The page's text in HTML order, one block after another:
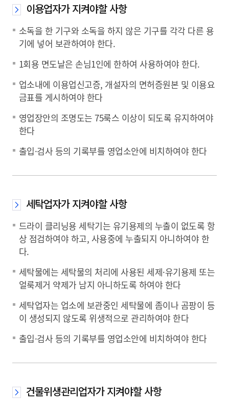
이용업자가 지켜야할 사항
소독을 한 기구와 소독을 하지 않은 기구를 각각 다른 용
기에 넣어 보관하여야 한다.
1회용 면도날은 손님1인에 한하여 사용하여야 한다.
업소내에 이용업신고증, 개설자의 면허증원본 및 이용요
금표를 게시하여야 한다
영업장안의 조명도는 75룩스 이상이 되도록 유지하여야
한다
출입·검사 등의 기록부를 영업소안에 비치하여야 한다
세탁업자가 지켜야할 사항
드라이 클리닝용 세탁기는 유기용제의 누출이 없도록 항
상 점검하여야 하고, 사용중에 누출되지 아니하여야 한
다.
세탁물에는 세탁물의 처리에 사용된 세제·유기용제 또는
얼룩제거 약제가 남지 아니하도록 하여야 한다
세탁업자는 업소에 보관중인 세탁물에 좀이나 곰팡이 등
이 생성되지 않도록 위생적으로 관리하여야 한다
출입·검사 등의 기록부를 영업소안에 비치하여야 한다
건물위생관리업자가 지켜야할 사항